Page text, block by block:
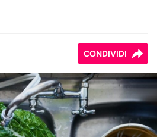
CONDIVIDI